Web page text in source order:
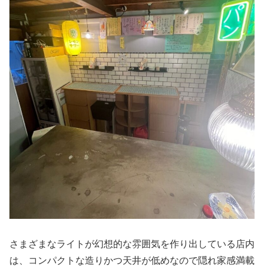
さまざまなライトが幻想的な雰囲気を作り出している店内
は、コンパクトな造りかつ天井が低めなので隠れ家感満載